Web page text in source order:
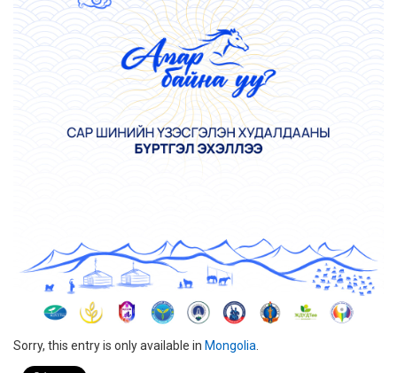
Sorry, this entry is only available in Mongolia